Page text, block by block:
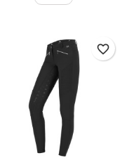
favorite_border